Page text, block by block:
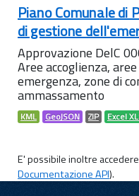
Piano Comunale di
di gestione
Approvazione DelC
Aree accoglienza,
emergenza, zone di
ammassamento
KML GeoJSON ZIP Excel
E' possibile inoltre
Documentazione API).